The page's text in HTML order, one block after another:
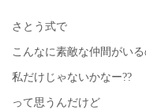
さとう式で
こんなに素敵な仲間がいる
私だけじゃないかなー??
って思うんだけど